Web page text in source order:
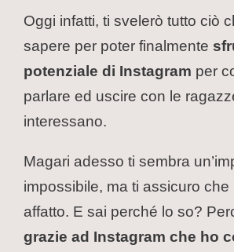
Oggi infatti, ti svelerò tutto ciò
sapere per poter finalmente
potenziale di Instagram per
parlare ed uscire con le
interessano.
Magari adesso ti sembra
impossibile, ma ti assicuro che
affatto. E sai perché lo so?
grazie ad Instagram che ho